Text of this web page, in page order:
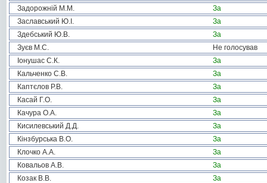
Задорожній М.М.
За
Заславський Ю.І.
За
Здебський Ю.В.
За
Зуєв М.С.
Не голосував
Іонушас С.К.
За
Кальченко С.В.
За
Каптєлов Р.В.
За
Касай Г.О.
За
Качура О.А.
За
Кисилевський Д.Д.
За
Кінзбурська В.О.
За
Клочко А.А.
За
Ковальов А.В.
За
Козак В.В.
За